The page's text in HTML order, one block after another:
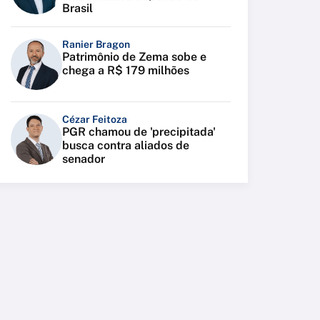
Brasil
Ranier Bragon
Patrimônio de Zema sobe e
chega a R$ 179 milhões
Cézar Feitoza
PGR chamou de 'precipitada'
busca contra aliados de
senador